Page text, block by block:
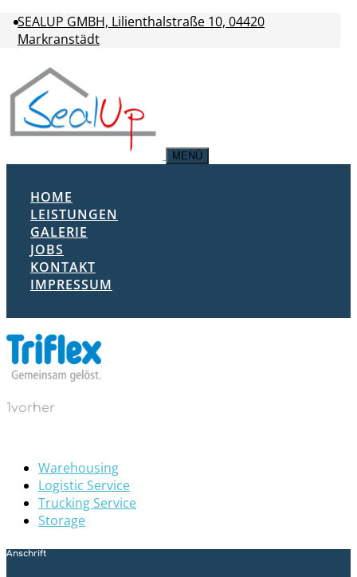
SEALUP GMBH, Lilienthalstraße 10, 04420
Markranstädt
MENÜ
HOME
LEISTUNGEN
GALERIE
JOBS
KONTAKT
IMPRESSUM
1vorher
Warehousing
Logistic Service
Trucking Service
Storage
Anschrift